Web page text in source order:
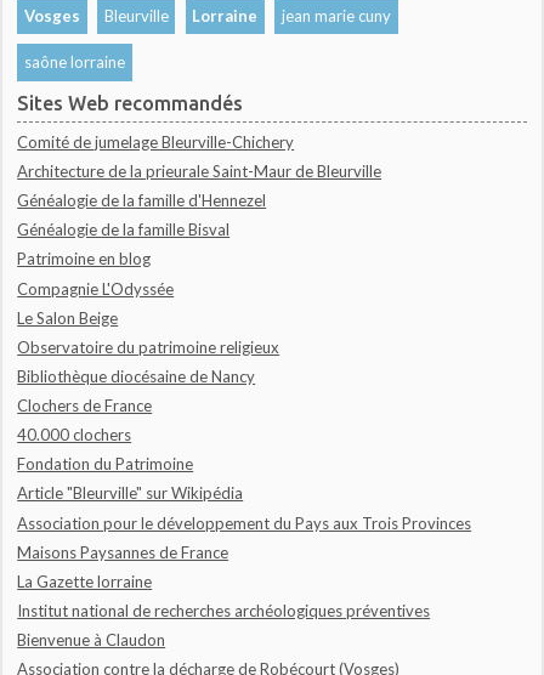
Vosges Bleurville Lorraine jean marie cuny
saône lorraine
Sites Web recommandés
Comité de jumelage Bleurville-Chichery
Architecture de la prieurale Saint-Maur de Bleurville
Généalogie de la famille d'Hennezel
Généalogie de la famille Bisval
Patrimoine en blog
Compagnie L'Odyssée
Le Salon Beige
Observatoire du patrimoine religieux
Bibliothèque diocésaine de Nancy
Clochers de France
40.000 clochers
Fondation du Patrimoine
Article "Bleurville" sur Wikipédia
Association pour le développement du Pays aux Trois Provinces
Maisons Paysannes de France
La Gazette lorraine
Institut national de recherches archéologiques préventives
Bienvenue à Claudon
Association contre la décharge de Robécourt (Vosges)